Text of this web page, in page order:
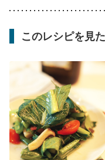
このレシピを見